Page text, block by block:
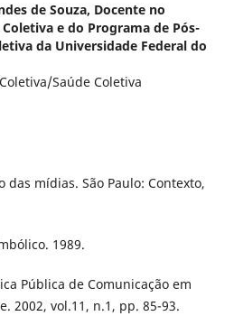
de Souza, Docente no
e do Programa de Pós-
da Universidade Federal do
Saúde Coletiva
das mídias. São Paulo: Contexto,
1989.
Pública de Comunicação em
2002, vol.11, n.1, pp. 85-93.